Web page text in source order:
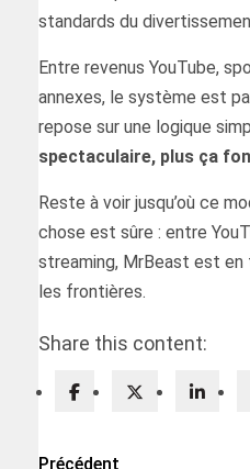
standards du
Entre revenus YouTube,
annexes, le système est
repose sur une logique
spectaculaire, plus ça
Reste à voir jusqu’où ce
chose est sûre : entre
streaming, MrBeast est
les frontières.
Share this content:
Précédent